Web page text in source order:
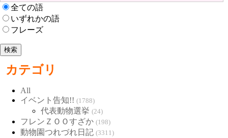
全ての語
いずれかの語
フレーズ
カテゴリ
All
イベント告知!! (1788)
代表動物選挙 (24)
フレンＺＯＯすざか (198)
動物園つれづれ日記 (3311)